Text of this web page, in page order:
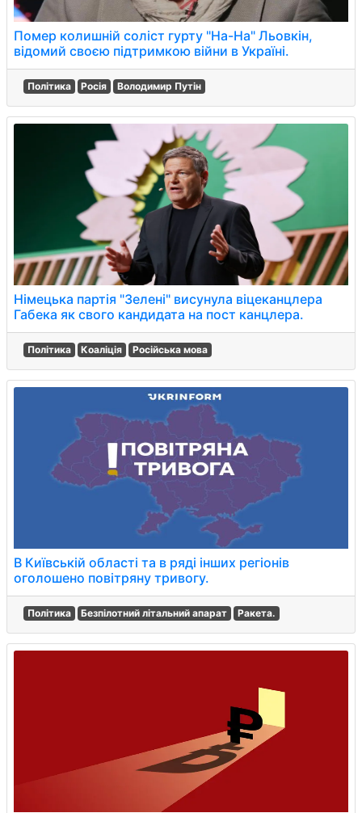
Помер колишній соліст гурту "На-На" Льовкін,
відомий своєю підтримкою війни в Україні.
Політика Росія Володимир Путін
Німецька партія "Зелені" висунула віцеканцлера
Габека як свого кандидата на пост канцлера.
Політика Коаліція Російська мова
В Київській області та в ряді інших регіонів
оголошено повітряну тривогу.
Політика Безпілотний літальний апарат Ракета.